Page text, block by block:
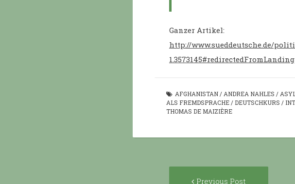
Ganzer Artikel:
http://www.sueddeutsche.de/
AFGHANISTAN / ANDREA NAHLES /
ALS FREMDSPRACHE / DEUTSCHKURS /
THOMAS DE MAIZIÈRE
Previous Post